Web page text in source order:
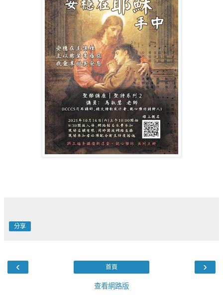
分享
‹ ›
首頁
查看網路版